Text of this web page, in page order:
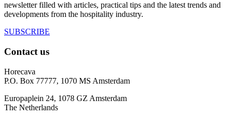
newsletter filled with articles, practical tips and the latest trends and
developments from the hospitality industry.
SUBSCRIBE
Contact us
Horecava
P.O. Box 77777, 1070 MS Amsterdam
Europaplein 24, 1078 GZ Amsterdam
The Netherlands